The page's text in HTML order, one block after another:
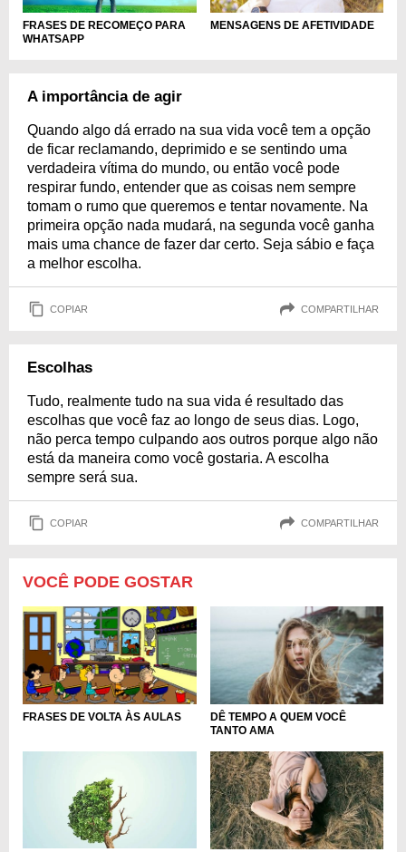
FRASES DE RECOMEÇO PARA
WHATSAPP
MENSAGENS DE AFETIVIDADE
A importância de agir
Quando algo dá errado na sua vida você tem a opção
de ficar reclamando, deprimido e se sentindo uma
verdadeira vítima do mundo, ou então você pode
respirar fundo, entender que as coisas nem sempre
tomam o rumo que queremos e tentar novamente. Na
primeira opção nada mudará, na segunda você ganha
mais uma chance de fazer dar certo. Seja sábio e faça
a melhor escolha.
COPIAR COMPARTILHAR
Escolhas
Tudo, realmente tudo na sua vida é resultado das
escolhas que você faz ao longo de seus dias. Logo,
não perca tempo culpando aos outros porque algo não
está da maneira como você gostaria. A escolha
sempre será sua.
COPIAR COMPARTILHAR
VOCÊ PODE GOSTAR
FRASES DE VOLTA ÀS AULAS
DÊ TEMPO A QUEM VOCÊ
TANTO AMA